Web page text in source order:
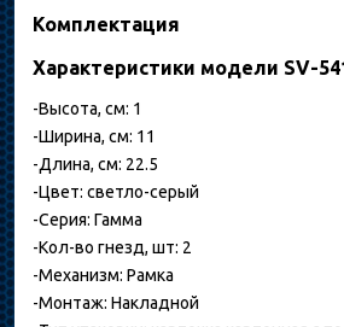
Комплектация
Характеристики модели SV-
-Высота, см: 1
-Ширина, см: 11
-Длина, см: 22.5
-Цвет: светло-серый
-Серия: Гамма
-Кол-во гнезд, шт: 2
-Механизм: Рамка
-Монтаж: Накладной